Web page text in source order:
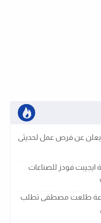
يعلن عن فرص عمل لحديثى
فودز للصناعات
طلعت مصطفى تطلب